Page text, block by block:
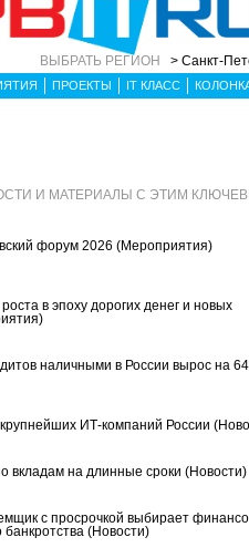
ВЫБРАТЬ РЕГИОН > Санкт-
ПРОЕКТЫ IT КЛАСС
И МАТЕРИАЛЫ С ЭТИМ
форум 2026 (Мероприятия)
в эпоху дорогих денег и новых
наличными в России вырос на
ИТ-компаний России
вкладам на длинные сроки (Новости)
с просрочкой выбирает
банкротства (Новости)